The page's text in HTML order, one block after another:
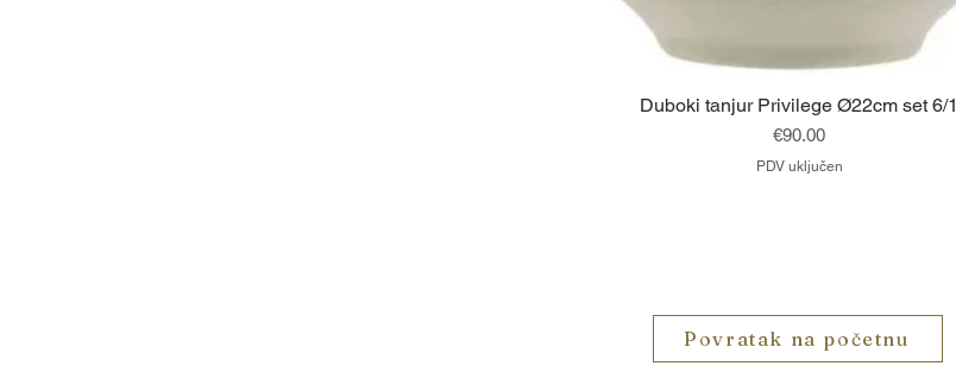
Brzi pregled
Duboki tanjur Privilege Ø22cm set 6/1
Cijena
€90.00
PDV uključen
Povratak na početnu